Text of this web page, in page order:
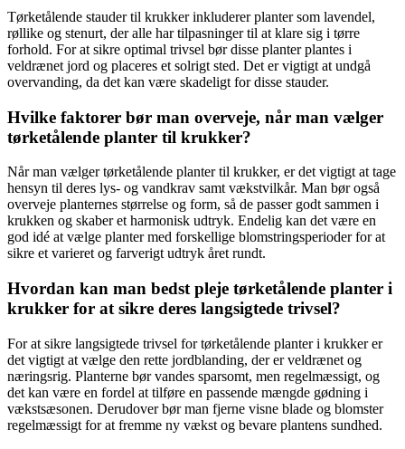
Tørketålende stauder til krukker inkluderer planter som lavendel,
røllike og stenurt, der alle har tilpasninger til at klare sig i tørre
forhold. For at sikre optimal trivsel bør disse planter plantes i
veldrænet jord og placeres et solrigt sted. Det er vigtigt at undgå
overvanding, da det kan være skadeligt for disse stauder.
Hvilke faktorer bør man overveje, når man vælger
tørketålende planter til krukker?
Når man vælger tørketålende planter til krukker, er det vigtigt at tage
hensyn til deres lys- og vandkrav samt vækstvilkår. Man bør også
overveje planternes størrelse og form, så de passer godt sammen i
krukken og skaber et harmonisk udtryk. Endelig kan det være en
god idé at vælge planter med forskellige blomstringsperioder for at
sikre et varieret og farverigt udtryk året rundt.
Hvordan kan man bedst pleje tørketålende planter i
krukker for at sikre deres langsigtede trivsel?
For at sikre langsigtede trivsel for tørketålende planter i krukker er
det vigtigt at vælge den rette jordblanding, der er veldrænet og
næringsrig. Planterne bør vandes sparsomt, men regelmæssigt, og
det kan være en fordel at tilføre en passende mængde gødning i
vækstsæsonen. Derudover bør man fjerne visne blade og blomster
regelmæssigt for at fremme ny vækst og bevare plantens sundhed.